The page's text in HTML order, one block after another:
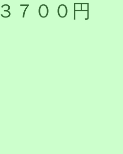
３７００円